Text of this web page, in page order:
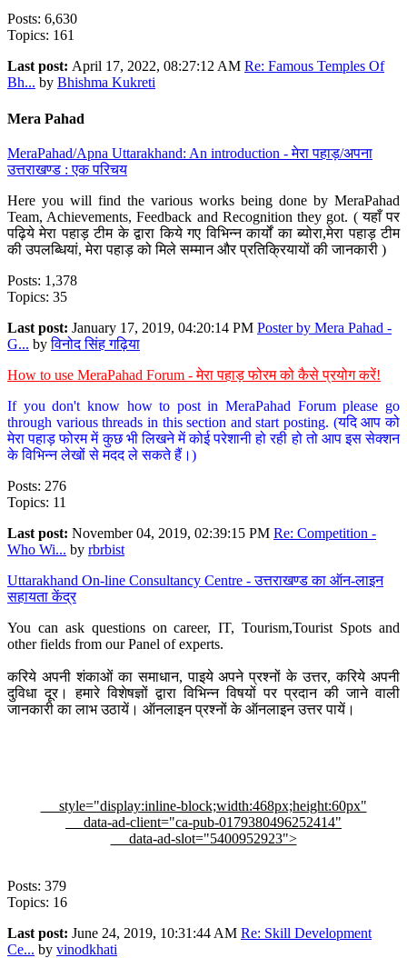
Posts: 6,630
Topics: 161
Last post: April 17, 2022, 08:27:12 AM Re: Famous Temples Of
Bh... by Bhishma Kukreti
Mera Pahad
MeraPahad/Apna Uttarakhand: An introduction - मेरा पहाड़/अपना
उत्तराखण्ड : एक परिचय
Here you will find the various works being done by MeraPahad
Team, Achievements, Feedback and Recognition they got. ( यहाँ पर
पढ़िये मेरा पहाड़ टीम के द्वारा किये गए विभिन्न कार्यों का ब्योरा,मेरा पहाड़ टीम
की उपलब्धियां, मेरा पहाड़ को मिले सम्मान और प्रतिक्रियायों की जानकारी )
Posts: 1,378
Topics: 35
Last post: January 17, 2019, 04:20:14 PM Poster by Mera Pahad -
G... byविनोद सिंह गढ़िया
How to use MeraPahad Forum - मेरा पहाड़ फोरम को कैसे प्रयोग करें!
If you don't know how to post in MeraPahad Forum please go
through various threads in this section and start posting. (यदि आप को
मेरा पहाड़ फोरम में कुछ भी लिखने में कोई परेशानी हो रही हो तो आप इस सेक्शन
के विभिन्न लेखों से मदद ले सकते हैं।)
Posts: 276
Topics: 11
Last post: November 04, 2019, 02:39:15 PM Re: Competition -
Who Wi... by rbrbist
Uttarakhand On-line Consultancy Centre - उत्तराखण्ड का ऑन-लाइन
सहायता केंद्र
You can ask questions on career, IT, Tourism,Tourist Spots and
other fields from our Panel of experts.
करिये अपनी शंकाओं का समाधान, पाइये अपने प्रश्नों के उत्तर, करिये अपनी
दुविधा दूर। हमारे विशेषज्ञों द्वारा विभिन्न विषयों पर प्रदान की जाने वाली
जानकारी का लाभ उठायें। ऑनलाइन प्रश्नों के ऑनलाइन उत्तर पायें।
style="display:inline-block;width:468px;height:60px"
data-ad-client="ca-pub-0179380496252414"
data-ad-slot="5400952923">
Posts: 379
Topics: 16
Last post: June 24, 2019, 10:31:44 AM Re: Skill Development
Ce... by vinodkhati